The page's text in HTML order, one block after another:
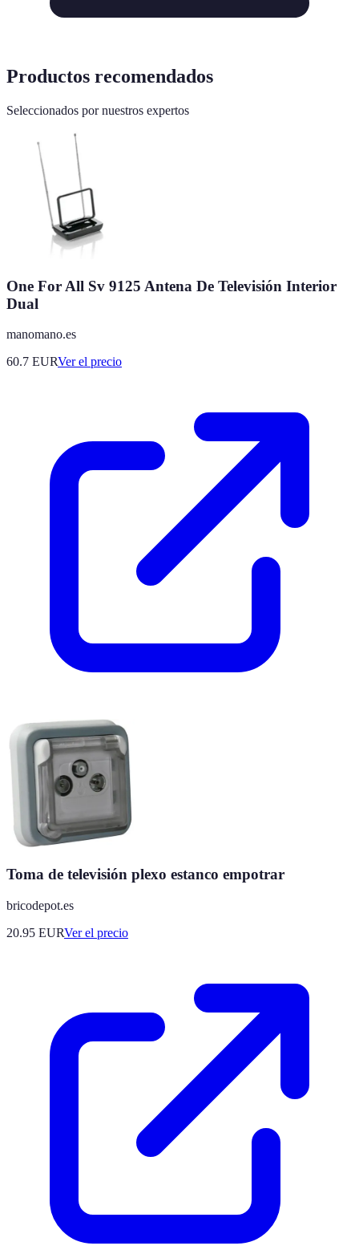
Productos recomendados
Seleccionados por nuestros expertos
One For All Sv 9125 Antena De Televisión Interior
Dual
manomano.es
60.7 EURVer el precio
Toma de televisión plexo estanco empotrar
bricodepot.es
20.95 EURVer el precio